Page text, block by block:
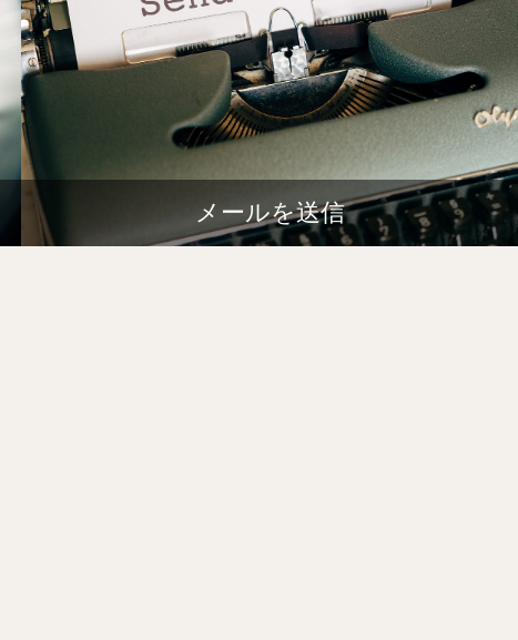
メールを送信